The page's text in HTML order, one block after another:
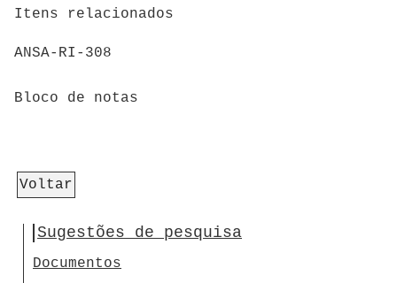
Itens relacionados
ANSA-RI-308
Bloco de notas
Voltar
Sugestões de pesquisa
Documentos